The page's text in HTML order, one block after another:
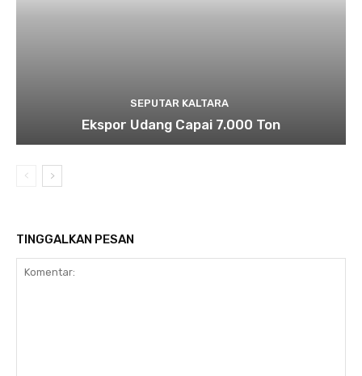
SEPUTAR KALTARA
Ekspor Udang Capai 7.000 Ton
TINGGALKAN PESAN